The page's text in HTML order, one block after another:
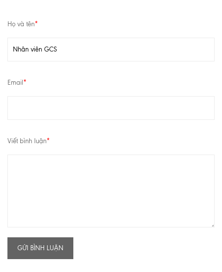
Họ và tên*
Email *
Viết bình luận*
GỬI BÌNH LUẬN